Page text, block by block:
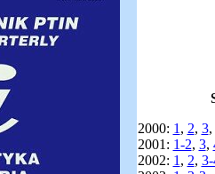
2000: 1, 2, 3,
2001: 1-2, 3,
2002: 1, 2,